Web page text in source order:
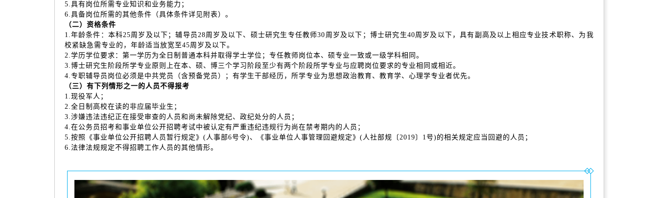
5.具有岗位所需专业知识和业务能力；
6.具备岗位所需的其他条件（具体条件详见附表）。
（二）资格条件
1.年龄条件：本科25周岁及以下；辅导员28周岁及以下、硕士研究生专任教师30周岁及以下；博士研究生40周岁及以下，具有副高及以上相应专业技术职称、为我
校紧缺急需专业的，年龄适当放宽至45周岁及以下。
2.学历学位要求：第一学历为全日制普通本科并取得学士学位；专任教师岗位本、硕专业一致或一级学科相同。
3.博士研究生阶段所学专业原则上在本、硕、博三个学习阶段至少有两个阶段所学专业与应聘岗位要求的专业相同或相近。
4.专职辅导员岗位必须是中共党员（含预备党员）；有学生干部经历，所学专业为思想政治教育、教育学、心理学专业者优先。
（三）有下列情形之一的人员不得报考
1.现役军人；
2.全日制高校在读的非应届毕业生；
3.涉嫌违法违纪正在接受审查的人员和尚未解除党纪、政纪处分的人员；
4.在公务员招考和事业单位公开招聘考试中被认定有严重违纪违规行为尚在禁考期内的人员；
5.按照《事业单位公开招聘人员暂行规定》(人事部6号令)、《事业单位人事管理回避规定》(人社部规〔2019〕1号)的相关规定应当回避的人员；
6.法律法规规定不得招聘工作人员的其他情形。